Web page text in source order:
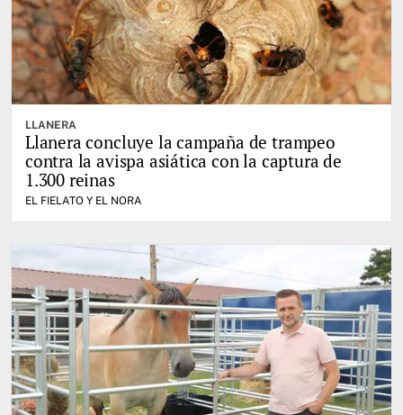
LLANERA
Llanera concluye la campaña de trampeo
contra la avispa asiática con la captura de
1.300 reinas
EL FIELATO Y EL NORA